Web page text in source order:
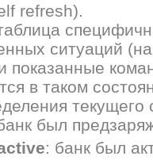
refresh).
ситуаций
показанные
в таком
текущего
был
: банк был